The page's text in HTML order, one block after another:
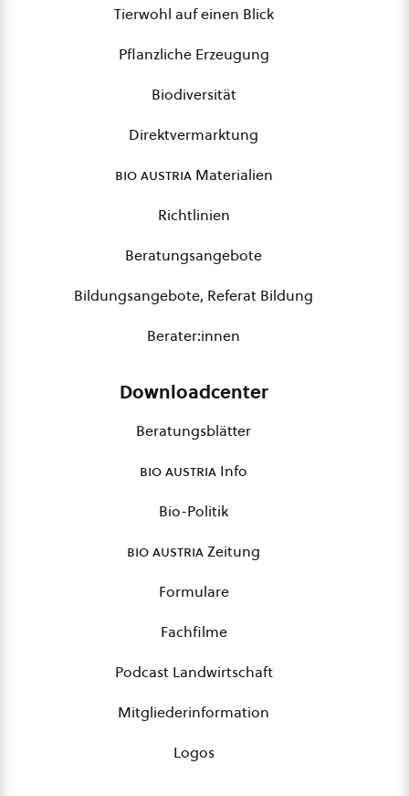
Tierwohl auf einen Blick
Pflanzliche Erzeugung
Biodiversität
Direktvermarktung
bio austriaMaterialien
Richtlinien
Beratungsangebote
Bildungsangebote, Referat Bildung
Berater:innen
Downloadcenter
Beratungsblätter
bio austria Info
Bio-Politik
bio austriaZeitung
Formulare
Fachfilme
Podcast Landwirtschaft
Mitgliederinformation
Logos